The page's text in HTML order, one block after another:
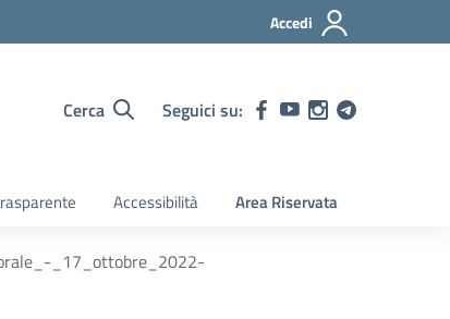
Accedi
Cerca Seguici su:
Accessibilità Area Riservata
_17_ottobre_2022-